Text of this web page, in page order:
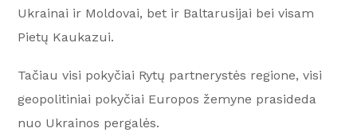
Ukrainai ir Moldovai, bet ir Baltarusijai bei visam
Pietų Kaukazui.
Tačiau visi pokyčiai Rytų partnerystės regione, visi
geopolitiniai pokyčiai Europos žemyne prasideda
nuo Ukrainos pergalės.